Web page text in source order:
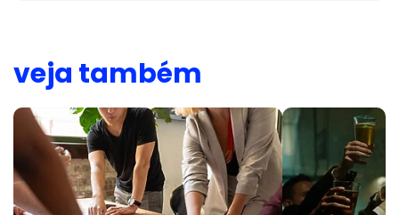
veja também